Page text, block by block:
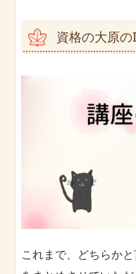
資格の大原
これまで、どちらか